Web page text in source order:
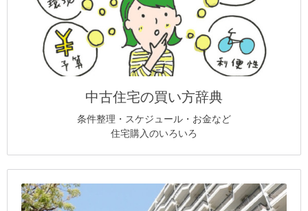
中古住宅の買い方辞典
条件整理・スケジュール・お金など
住宅購入のいろいろ